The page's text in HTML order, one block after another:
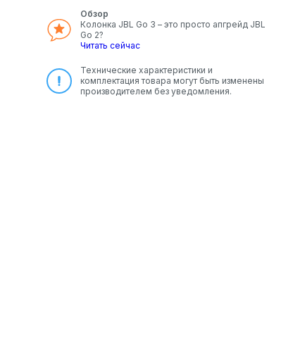
Обзор
Колонка JBL Go 3 – это просто апгрейд JBL
Go 2?
Читать сейчас
Технические характеристики и
комплектация товара могут быть изменены
производителем без уведомления.